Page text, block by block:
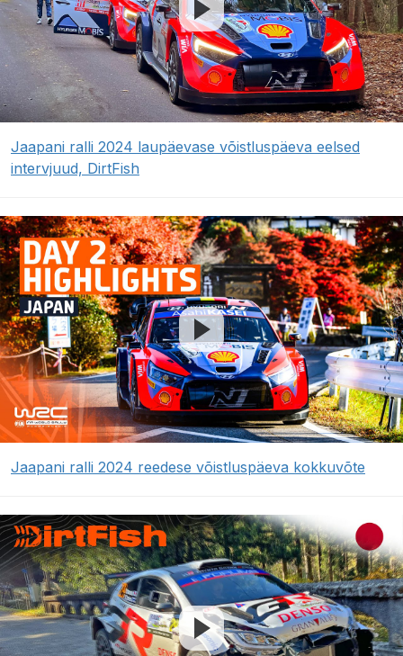
Jaapani ralli 2024 laupäevase võistluspäeva eelsed
intervjuud, DirtFish
Jaapani ralli 2024 reedese võistluspäeva kokkuvõte